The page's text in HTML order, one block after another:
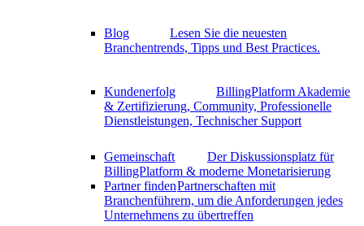
Blog
Lesen Sie die neuesten
Branchentrends, Tipps und Best Practices.
Kundenerfolg
BillingPlatform Akademie
& Zertifizierung, Community, Professionelle
Dienstleistungen, Technischer Support
Gemeinschaft
Der Diskussionsplatz für
BillingPlatform & moderne Monetarisierung
Partner findenPartnerschaften mit
Branchenführern, um die Anforderungen jedes
Unternehmens zu übertreffen